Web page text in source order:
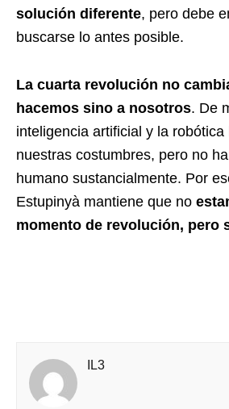
solución diferente, pero debe
buscarse lo antes posible.
La cuarta revolución no
hacemos sino a nosotros. De
inteligencia artificial y la robótica
nuestras costumbres, pero no
humano sustancialmente. Por
Estupinyà mantiene que no
momento de revolución, pero
IL3